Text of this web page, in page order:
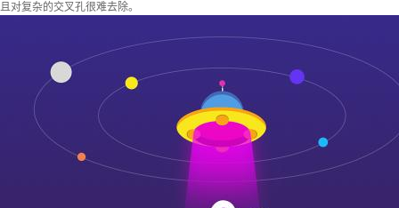
且对复杂的交叉孔很难去除。